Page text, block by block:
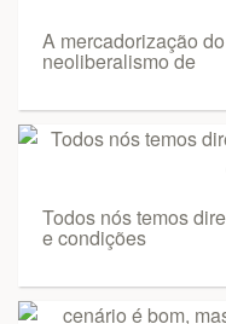
A mercadorização
neoliberalismo de
Todos nós temos
e condições